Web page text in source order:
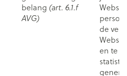
belang (art. 6.1.f
AVG)
de
en te